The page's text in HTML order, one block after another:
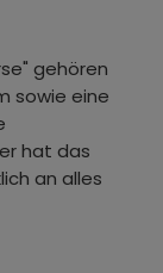
gehören
sowie eine
hat das
an alles